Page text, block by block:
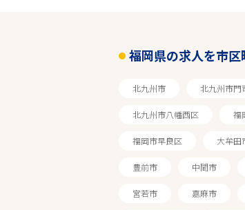
福岡県の求人を市
北九州市 北九州市門
北九州市八幡西区 福
福岡市早良区 大牟田
豊前市 中間市
宮若市 嘉麻市